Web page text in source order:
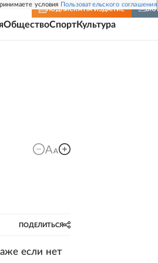
условия Пользовательского соглашения
ПОДПИСКА НА ИЗДАНИЕ
ОбществоСпортКультура
ПОДЕЛИТЬСЯ
если нет